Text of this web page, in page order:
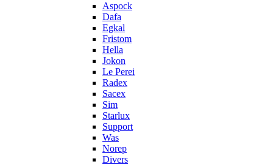
Aspock
Dafa
Egkal
Fristom
Hella
Jokon
Le Perei
Radex
Sacex
Sim
Starlux
Support
Was
Norep
Divers